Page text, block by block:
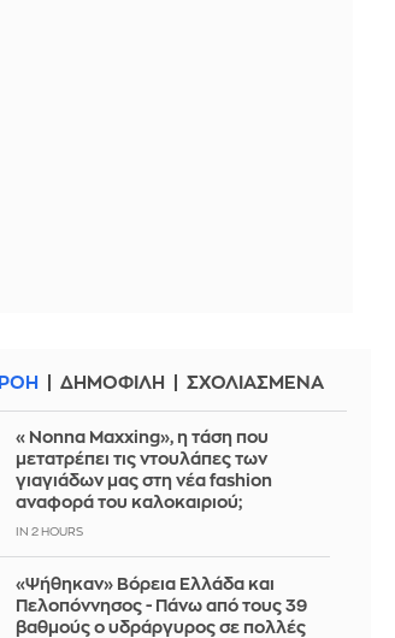
ΡΟΗ ΔΗΜΟΦΙΛΗ ΣΧΟΛΙΑΣΜΕΝΑ
«Nonna Maxxing», η τάση που
μετατρέπει τις ντουλάπες των
γιαγιάδων μας στη νέα fashion
αναφορά του καλοκαιριού;
IN 2 HOURS
«Ψήθηκαν» Βόρεια Ελλάδα και
Πελοπόννησος - Πάνω από τους 39
βαθμούς ο υδράργυρος σε πολλές